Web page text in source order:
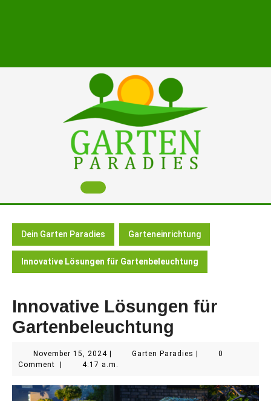
Open
Button
Dein Garten Paradies Garteneinrichtung
Innovative Lösungen für Gartenbeleuchtung
Innovative Lösungen für
Gartenbeleuchtung
November 15, 2024November
15,
Garten Paradies Garten 0
Comment
4:17 a.m.